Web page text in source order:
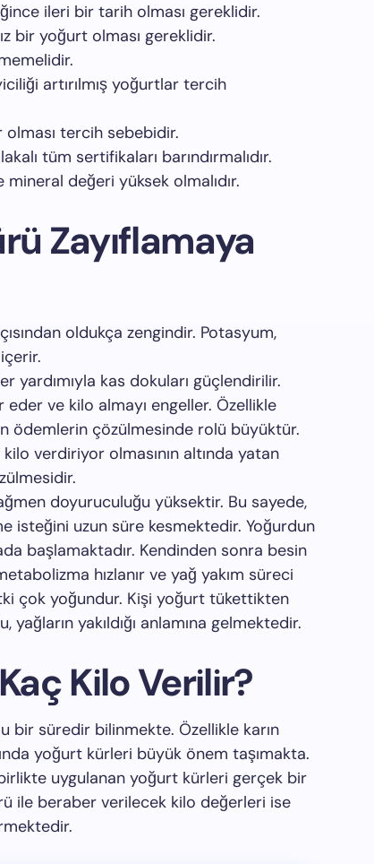
ileri bir tarih olması gereklidir.
bir yoğurt olması gereklidir.
artırılmış yoğurtlar tercih
tercih sebebidir.
tüm sertifikaları barındırmalıdır.
değeri yüksek olmalıdır.
Zayıflamaya
oldukça zengindir. Potasyum,
yardımıyla kas dokuları güçlendirilir.
eder ve kilo almayı engeller. Özellikle
ödemlerin çözülmesinde rolü büyüktür.
verdiriyor olmasının altında yatan
doyuruculuğu yüksektir. Bu sayede,
isteğini uzun süre kesmektedir. Yoğurdun
başlamaktadır. Kendinden sonra besin
hızlanır ve yağ yakım süreci
çok yoğundur. Kişi yoğurt tükettikten
yakıldığı anlamına gelmektedir.
Kilo Verilir?
bir süredir bilinmekte. Özellikle karın
yoğurt kürleri büyük önem taşımakta.
uygulanan yoğurt kürleri gerçek bir
ile beraber verilecek kilo değerleri ise